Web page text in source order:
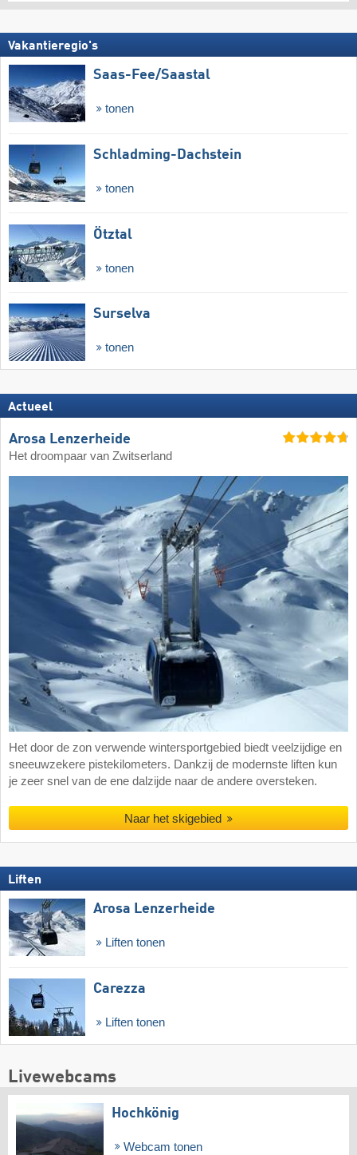
Vakantieregio's
Saas-Fee/​Saastal
tonen
Schladming-Dachstein
tonen
Ötztal
tonen
Surselva
tonen
Actueel
Arosa Lenzerheide
Het droompaar van Zwitserland
Het door de zon verwende wintersportgebied biedt veelzijdige en
sneeuwzekere pistekilometers. Dankzij de modernste liften kun
je zeer snel van de ene dalzijde naar de andere oversteken.
Naar het skigebied
Liften
Arosa Lenzerheide
Liften tonen
Carezza
Liften tonen
Livewebcams
Hochkönig
Webcam tonen